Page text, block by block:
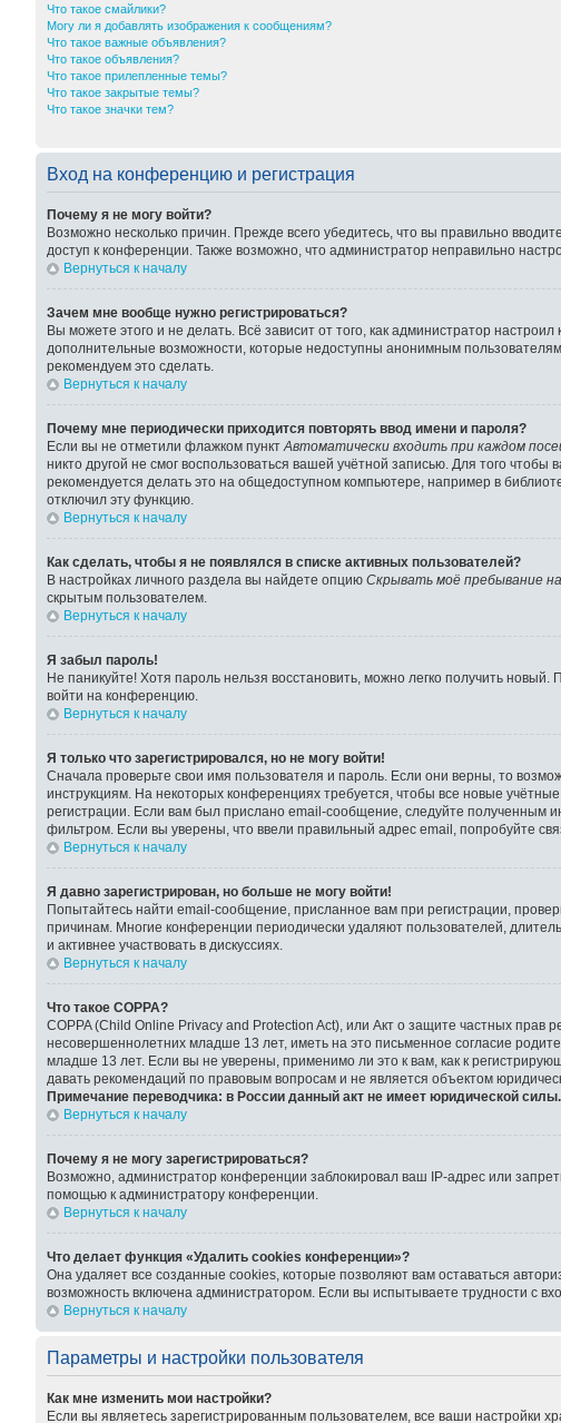
Что такое смайлики?
Могу ли я добавлять изображения к сообщениям?
Что такое важные объявления?
Что такое объявления?
Что такое прилепленные темы?
Что такое закрытые темы?
Что такое значки тем?
Вход на конференцию и регистрация
Почему я не могу войти?
Возможно несколько причин. Прежде всего убедитесь, что вы правильно
доступ к конференции. Также возможно, что администратор неправильно
Вернуться к началу
Зачем мне вообще нужно регистрироваться?
Вы можете этого и не делать. Всё зависит от того, как администратор
дополнительные возможности, которые недоступны анонимным
рекомендуем это сделать.
Вернуться к началу
Почему мне периодически приходится повторять ввод имени и пароля?
Если вы не отметили флажком пунктАвтоматически входить при каждом
никто другой не смог воспользоваться вашей учётной записью. Для того
рекомендуется делать это на общедоступном компьютере, например в
отключил эту функцию.
Вернуться к началу
Как сделать, чтобы я не появлялся в списке активных пользователей?
В настройках личного раздела вы найдете опцию Скрывать моё пребывание
скрытым пользователем.
Вернуться к началу
Я забыл пароль!
Не паникуйте! Хотя пароль нельзя восстановить, можно легко получить
войти на конференцию.
Вернуться к началу
Я только что зарегистрировался, но не могу войти!
Сначала проверьте свои имя пользователя и пароль. Если они верны, то
инструкциям. На некоторых конференциях требуется, чтобы все новые
регистрации. Если вам был прислано email-сообщение, следуйте полученным
фильтром. Если вы уверены, что ввели правильный адрес email, попробуйте
Вернуться к началу
Я давно зарегистрирован, но больше не могу войти!
Попытайтесь найти email-сообщение, присланное вам при регистрации,
причинам. Многие конференции периодически удаляют пользователей,
и активнее участвовать в дискуссиях.
Вернуться к началу
Что такое COPPA?
COPPA (Child Online Privacy and Protection Act), или Акт о защите частных
несовершеннолетних младше 13 лет, иметь на это письменное согласие
младше 13 лет. Если вы не уверены, применимо ли это к вам, как к
давать рекомендаций по правовым вопросам и не является объектом
Примечание переводчика: в России данный акт не имеет юридической силы.
Вернуться к началу
Почему я не могу зарегистрироваться?
Возможно, администратор конференции заблокировал ваш IP-адрес или
помощью к администратору конференции.
Вернуться к началу
Что делает функция «Удалить cookies конференции»?
Она удаляет все созданные cookies, которые позволяют вам оставаться
возможность включена администратором. Если вы испытываете трудности с
Вернуться к началу
Параметры и настройки пользователя
Как мне изменить мои настройки?
Если вы являетесь зарегистрированным пользователем, все ваши настройки